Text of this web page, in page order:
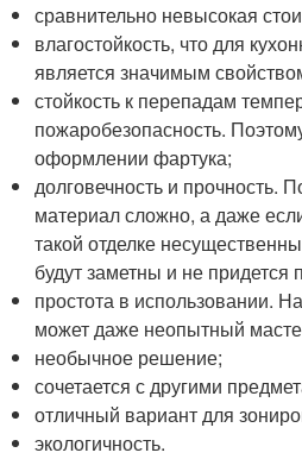
сравнительно невысокая
влагостойкость, что для
является значимым
стойкость к перепадам
пожаробезопасность.
оформлении фартука;
долговечность и прочность.
материал сложно, а даже
такой отделке
будут заметны и не
простота в использовании.
может даже неопытный
необычное решение;
сочетается с другими
отличный вариант для
экологичность.